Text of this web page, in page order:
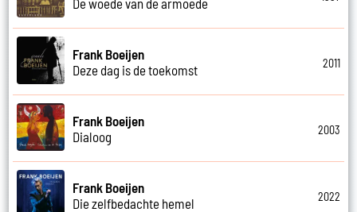
Frank Boeijen
Deze dag is de toekomst
2011
Frank Boeijen
Dialoog
2003
Frank Boeijen
Die zelfbedachte hemel
2022